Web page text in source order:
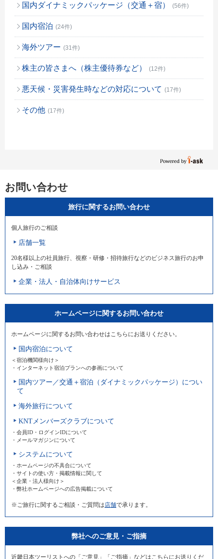
国内ダイナミックパッケージ（交通＋宿） (56件)
国内宿泊 (24件)
海外ツアー (31件)
株主の皆さまへ（株主優待券など） (12件)
悪天候・災害発生時などの対応について (17件)
その他 (17件)
お問い合わせ
旅行に関するお問い合わせ
個人旅行のご相談
店舗一覧
20名様以上の社員旅行、視察・研修・招待旅行などのビジネス旅行のお申
し込み・ご相談
企業・法人・自治体向けサービス
ホームページに関するお問い合わせ
ホームページに関するお問い合わせはこちらにお送りください。
国内宿泊について
＜宿泊機関様向け＞
・インターネット宿泊プランへの参画について
国内ツアー／交通＋宿泊（ダイナミックパッケージ）につい
て
海外旅行について
KNTメンバーズクラブについて
・会員ID・ログインIDについて
・メールマガジンについて
システムについて
・ホームページの不具合について
・サイトの使い方・掲載情報に関して
＜企業・法人様向け＞
・弊社ホームページへの広告掲載について
※ご旅行に関するご相談・ご質問は 店舗で承ります。
弊社へのご意見・ご指摘
近畿日本ツーリストへの「ご意見」「ご指摘」などはこちらにお送りくだ